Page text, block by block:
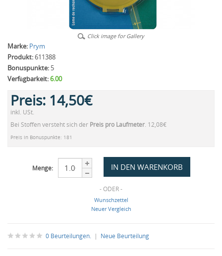
Click image for Gallery
Marke: Prym
Produkt:611388
Bonuspunkte: 5
Verfügbarkeit:6.00
Preis: 14,50€
inkl. USt.
Bei Stoffen versteht sich der Preis pro Laufmeter. 12,08€
Preis in Bonuspunkte: 181
Menge:
- ODER -
Wunschzettel
Neuer Vergleich
0 Beurteilungen. | Neue Beurteilung